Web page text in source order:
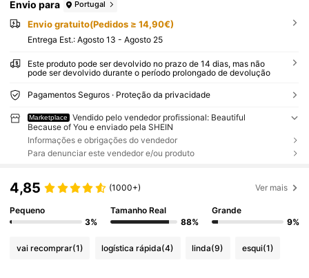
Envio para Portugal
Envio gratuito(Pedidos ≥ 14,90€)
Entrega Est.: Agosto 13 - Agosto 25
Este produto pode ser devolvido no prazo de 14 dias, mas não
pode ser devolvido durante o período prolongado de devolução
Pagamentos Seguros · Proteção da privacidade
Marketplace
Vendido pelo vendedor profissional: Beautiful
Because of You e enviado pela SHEIN
Informações e obrigações do vendedor
Para denunciar este vendedor e/ou produto
4,85 (1000+) Ver mais
Pequeno
3%
Tamanho Real
88%
Grande
9%
vai recomprar(1) logística rápida(4) linda(9) esqui(1)